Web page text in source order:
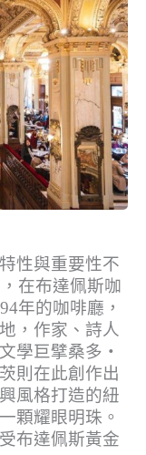
性與重要性不
在布達佩斯咖
年的咖啡廳，
，作家、詩人
學巨擘桑多‧
則在此創作出
風格打造的紐
顆耀眼明珠。
布達佩斯黃金